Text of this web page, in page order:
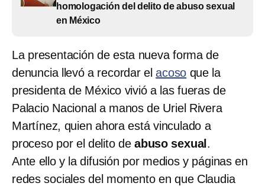
homologación del delito de abuso sexual
en México
La presentación de esta nueva forma de
denuncia llevó a recordar elacoso que la
presidenta de México vivió a las fueras de
Palacio Nacional a manos de Uriel Rivera
Martínez, quien ahora está vinculado a
proceso por el delito deabuso sexual .
Ante ello y la difusión por medios y páginas en
redes sociales del momento en que Claudia